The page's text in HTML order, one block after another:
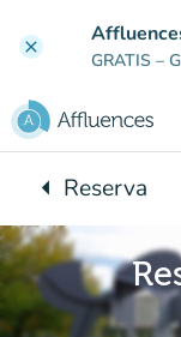
clear
GRATIS –
arrow_leftBack to:
Reserva